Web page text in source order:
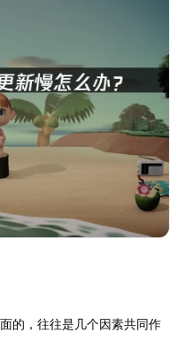
的，往往是几个因素共同作